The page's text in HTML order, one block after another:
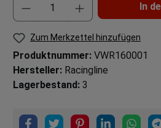
In
Zum Merkzettel hinzufügen
Produktnummer: VWR160001
Hersteller: Racingline
Lagerbestand: 3